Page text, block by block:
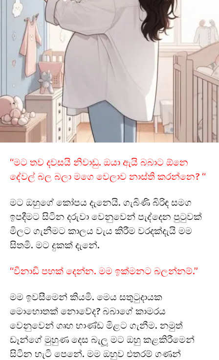
“මට තව දවසයි නිවාඩු. ඔයා ඇයි බබාට ඕනෙ
දේවල් බල බලා මගෙ වෙලාව නාස්ති කරන්නෙ? “
මට ඔහුගේ කෝපය දැනෙයි. ගැබිණි බිරිඳ සමග
ඉපදීමට සිටින දරුවා වෙනුවෙන් පැද්දෙන පුටුවක්
මිලට ගැනීමට කාලය වැය කිරීම වරදක්දැයි මම
සිතමි. මට දුකක් දැනේ.
“විනාඩි පහක් දෙන්න. මම ඉක්මනට බලන්නම්.”
මම ඉවසීමෙන් කියමි. මෙය සතුටුදායක
මොහොතක් නොවේද? බබාගේ කාමරය
වෙනුවෙන් ගෘහ භාණ්ඩ මිළට ගැනීම. නමුත්
ඩෑන්ගේ මුහුණ දෙස බැලූ මට ඔහු කළකිරීමෙන්
සිටින හැටි පෙනේ. මම ඔහුව එතරම් ගණන්